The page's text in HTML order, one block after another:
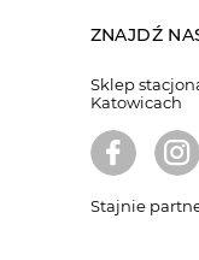
ZNAJDŹ
Sklep
Katowicach
Stajnie